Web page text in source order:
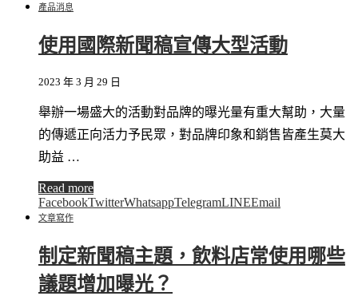
產品消息
使用國際新聞稿宣傳大型活動
2023 年 3 月 29 日
舉辦一場盛大的活動對品牌的曝光量有重大幫助，大量
的傳遞正向活力予民眾，對品牌印象和銷售皆產生莫大
助益 …
Read more
FacebookTwitterWhatsappTelegramLINEEmail
文章寫作
制定新聞稿主題，飲料店常使用哪些
議題增加曝光？